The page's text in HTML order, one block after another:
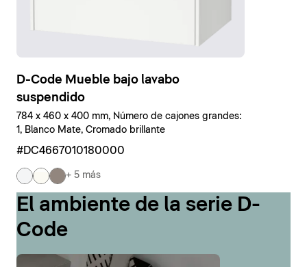
D-Code Mueble bajo lavabo
suspendido
784 x 460 x 400 mm, Número de cajones grandes:
1, Blanco Mate, Cromado brillante
#DC4667010180000
+ 5 más
El ambiente de la serie D-
Code